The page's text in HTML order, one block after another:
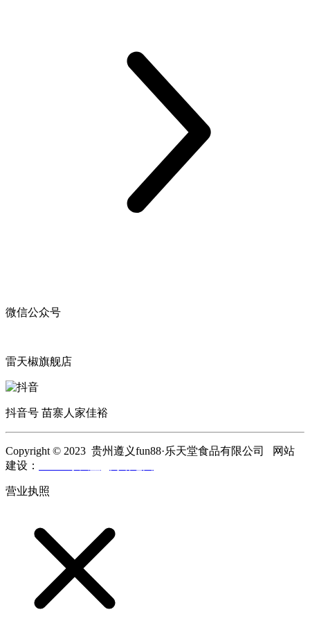
微信公众号
雷天椒旗舰店
抖音号 苗寨人家佳裕
Copyright © 2023 贵州遵义fun88·乐天堂食品有限公司 网站
建设：
营业执照